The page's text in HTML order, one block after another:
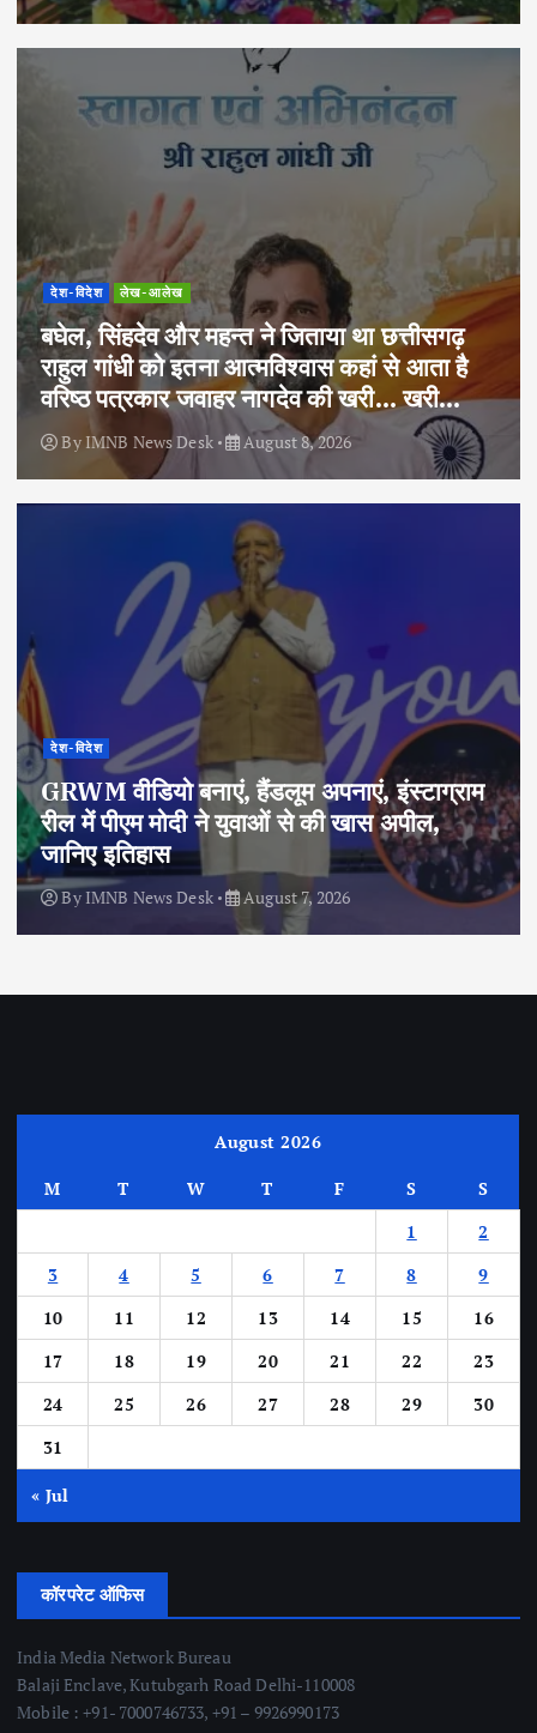
देश-विदेश लेख-आलेख
बघेल, सिंहदेव और महन्त ने जिताया था छत्तीसगढ़
राहुल गांधी को इतना आत्मविश्वास कहां से आता है
वरिष्ठ पत्रकार जवाहर नागदेव की खरी… खरी…
ByIMNB News Desk August 8, 2026
देश-विदेश
GRWM वीडियो बनाएं, हैंडलूम अपनाएं, इंस्टाग्राम
रील में पीएम मोदी ने युवाओं से की खास अपील,
जानिए इतिहास
By IMNB News Desk August 7, 2026
August 2026
M T W T F S
S
1
2
3
4 5 6 7 8
9
10
11 12 13 14 15
16
17
18 19 20 21 22
23
24
25 26 27 28 29
30
31
« Jul
कॉरपरेट ऑफिस
India Media Network Bureau
Balaji Enclave, Kutubgarh Road Delhi-110008
Mobile : +91- 7000746733, +91 – 9926990173